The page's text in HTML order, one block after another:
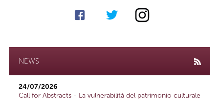
NEWS
24/07/2026
Call for Abstracts - La vulnerabilità del patrimonio culturale